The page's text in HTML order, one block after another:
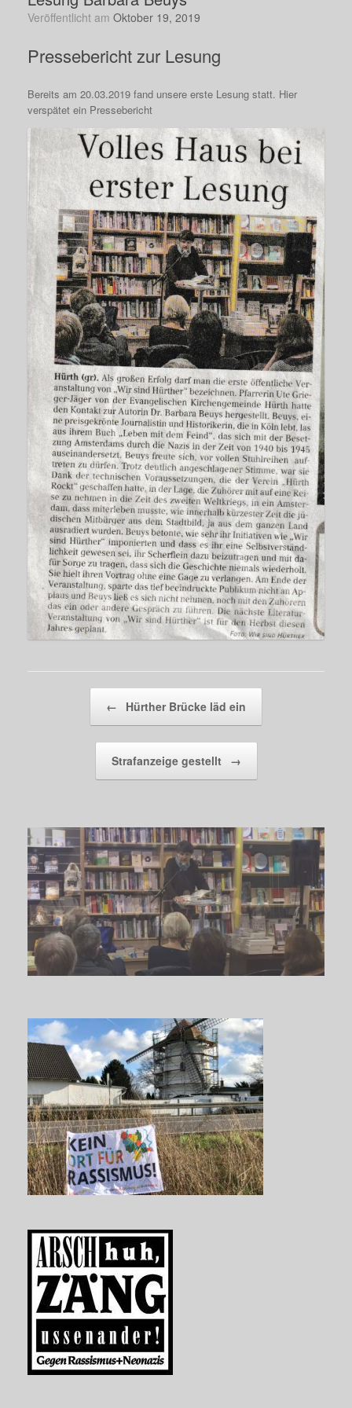
Veröffentlicht am Oktober 19, 2019
Pressebericht zur Lesung
Bereits am 20.03.2019 fand unsere erste Lesung statt. Hier
verspätet ein Pressebericht
← Hürther Brücke läd ein
Strafanzeige gestellt →